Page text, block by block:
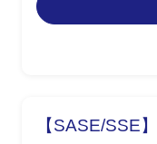
【SASE/SSE